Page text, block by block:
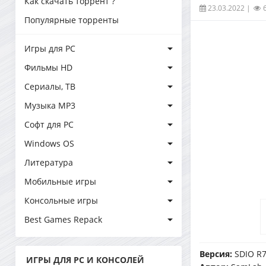
Популярные торренты
Игры для PC
Фильмы HD
Сериалы, ТВ
Музыка MP3
Софт для PC
Windows OS
Литература
Мобильные игры
Консольные игры
Best Games Repack
ИГРЫ ДЛЯ PC И КОНСОЛЕЙ
23.03.2022 |
Версия: SDIO